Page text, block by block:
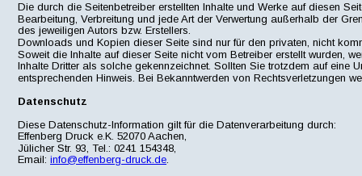
Die durch die Seitenbetreiber erstellten Inhalte und Werke auf diesen
Bearbeitung, Verbreitung und jede Art der Verwertung außerhalb der
des jeweiligen Autors bzw. Erstellers.
Downloads und Kopien dieser Seite sind nur für den privaten, nicht
Soweit die Inhalte auf dieser Seite nicht vom Betreiber erstellt wurden,
Inhalte Dritter als solche gekennzeichnet. Sollten Sie trotzdem auf eine
entsprechenden Hinweis. Bei Bekanntwerden von Rechtsverletzungen
Datenschutz
Diese Datenschutz-Information gilt für die Datenverarbeitung durch:
Effenberg Druck e.K. 52070 Aachen,
Jülicher Str. 93, Tel.: 0241 154348,
Email: info@effenberg-druck.de.